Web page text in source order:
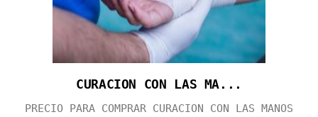
CURACION CON LAS MA...
PRECIO PARA COMPRAR CURACION CON LAS MANOS